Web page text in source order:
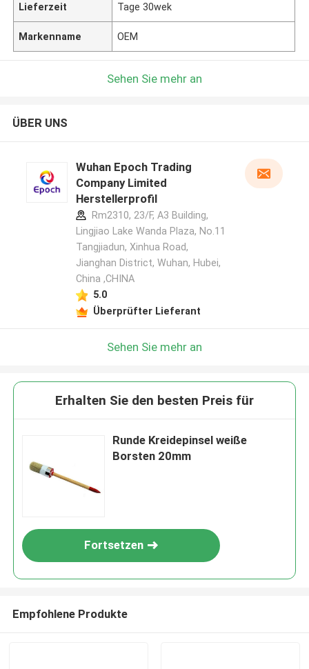
Lieferzeit Tage 30wek
Markenname OEM
Sehen Sie mehr an
ÜBER UNS
Wuhan Epoch Trading
Company Limited
Herstellerprofil
Rm2310, 23/F, A3 Building,
Lingjiao Lake Wanda Plaza, No.11
Tangjiadun, Xinhua Road,
Jianghan District, Wuhan, Hubei,
China ,CHINA
5.0
Überprüfter Lieferant
Sehen Sie mehr an
Erhalten Sie den besten Preis für
Runde Kreidepinsel weiße
Borsten 20mm
Fortsetzen
Empfohlene Produkte